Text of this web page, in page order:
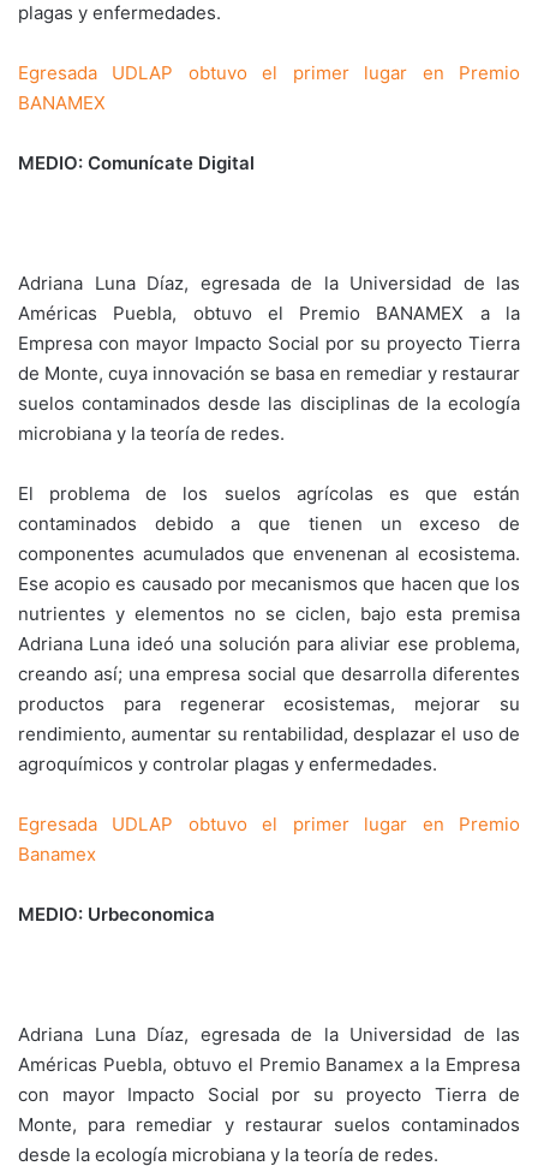
plagas y enfermedades.
Egresada UDLAP obtuvo el primer lugar en Premio
BANAMEX
MEDIO: Comunícate Digital
Adriana Luna Díaz, egresada de la Universidad de las
Américas Puebla, obtuvo el Premio BANAMEX a la
Empresa con mayor Impacto Social por su proyecto Tierra
de Monte, cuya innovación se basa en remediar y restaurar
suelos contaminados desde las disciplinas de la ecología
microbiana y la teoría de redes.
El problema de los suelos agrícolas es que están
contaminados debido a que tienen un exceso de
componentes acumulados que envenenan al ecosistema.
Ese acopio es causado por mecanismos que hacen que los
nutrientes y elementos no se ciclen, bajo esta premisa
Adriana Luna ideó una solución para aliviar ese problema,
creando así; una empresa social que desarrolla diferentes
productos para regenerar ecosistemas, mejorar su
rendimiento, aumentar su rentabilidad, desplazar el uso de
agroquímicos y controlar plagas y enfermedades.
Egresada UDLAP obtuvo el primer lugar en Premio
Banamex
MEDIO: Urbeconomica
Adriana Luna Díaz, egresada de la Universidad de las
Américas Puebla, obtuvo el Premio Banamex a la Empresa
con mayor Impacto Social por su proyecto Tierra de
Monte, para remediar y restaurar suelos contaminados
desde la ecología microbiana y la teoría de redes.